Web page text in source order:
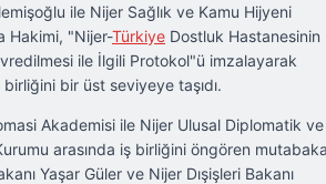
ile Nijer Sağlık ve Kamu Hijyeni
Hakimi, "Nijer-Türkiye Dostluk Hastanesinin
ile İlgili Protokol"ü imzalayarak
birliğini bir üst seviyeye taşıdı.
Akademisi ile Nijer Ulusal Diplomatik ve
arasında iş birliğini öngören
Yaşar Güler ve Nijer Dışişleri Bakanı